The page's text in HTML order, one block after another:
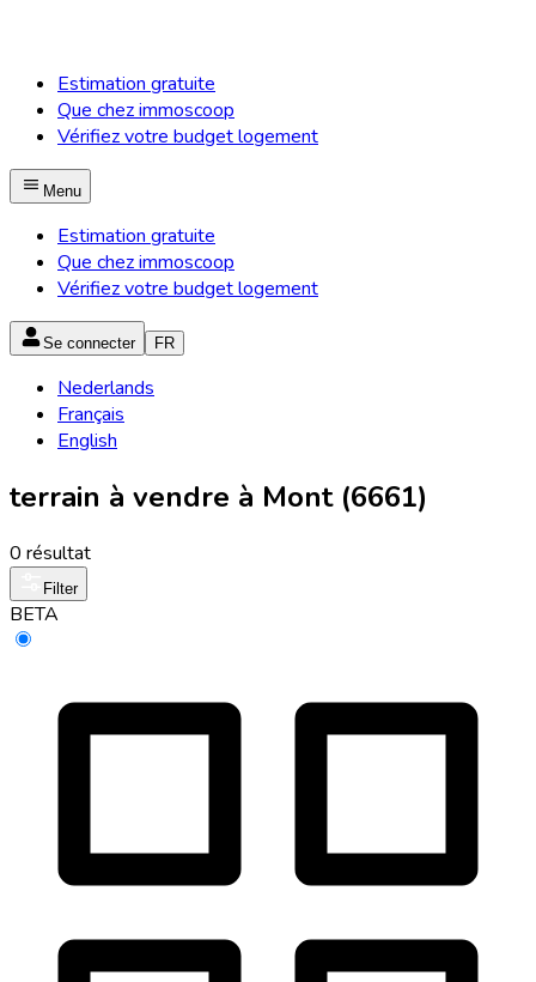
Estimation gratuite
Que chez immoscoop
Vérifiez votre budget logement
Menu
Estimation gratuite
Que chez immoscoop
Vérifiez votre budget logement
Se connecter FR
Nederlands
Français
English
terrain à vendre à Mont (6661)
0 résultat
Filter
BETA